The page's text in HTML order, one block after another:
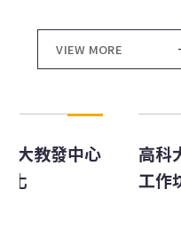
VIEW MORE
高科大「鄰家好漁
工作坊，三所日